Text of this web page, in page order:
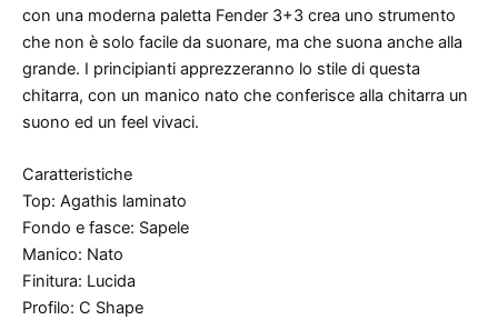
con una moderna paletta Fender 3+3 crea uno strumento
che non è solo facile da suonare, ma che suona anche alla
grande. I principianti apprezzeranno lo stile di questa
chitarra, con un manico nato che conferisce alla chitarra un
suono ed un feel vivaci.
Caratteristiche
Top: Agathis laminato
Fondo e fasce: Sapele
Manico: Nato
Finitura: Lucida
Profilo: C Shape